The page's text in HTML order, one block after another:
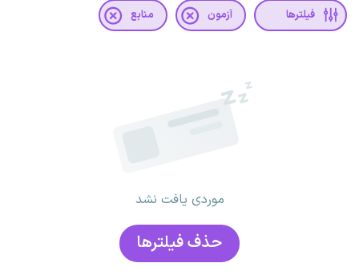
فیلترها آزمون منابع
موردی یافت نشد
حذف فیلتر‌ها